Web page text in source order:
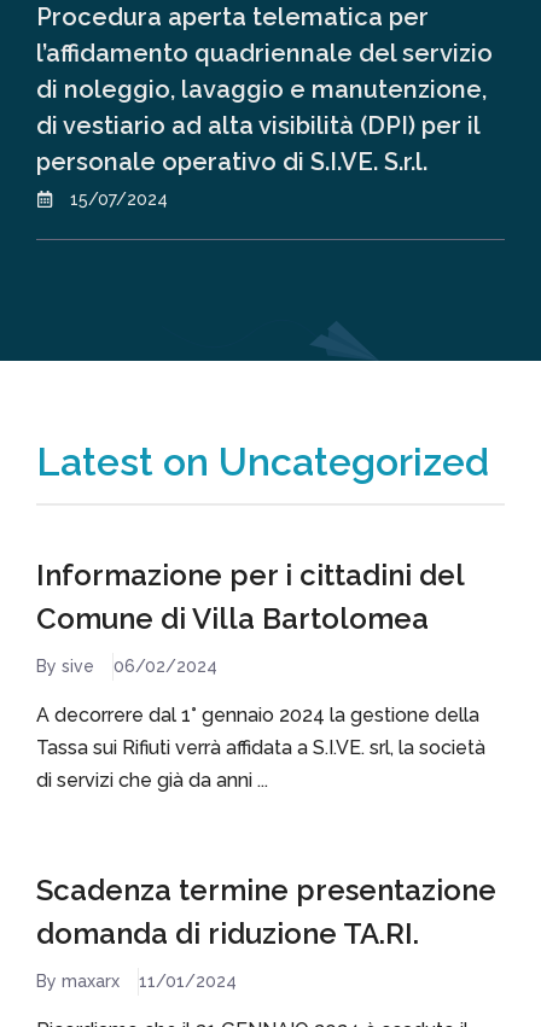
Procedura aperta telematica per
l’affidamento quadriennale del servizio
di noleggio, lavaggio e manutenzione,
di vestiario ad alta visibilità (DPI) per il
personale operativo di S.I.VE. S.r.l.
15/07/2024
Latest on Uncategorized
Informazione per i cittadini del
Comune di Villa Bartolomea
By sive 06/02/2024
A decorrere dal 1° gennaio 2024 la gestione della
Tassa sui Rifiuti verrà affidata a S.I.VE. srl, la società
di servizi che già da anni ...
Scadenza termine presentazione
domanda di riduzione TA.RI.
By maxarx 11/01/2024